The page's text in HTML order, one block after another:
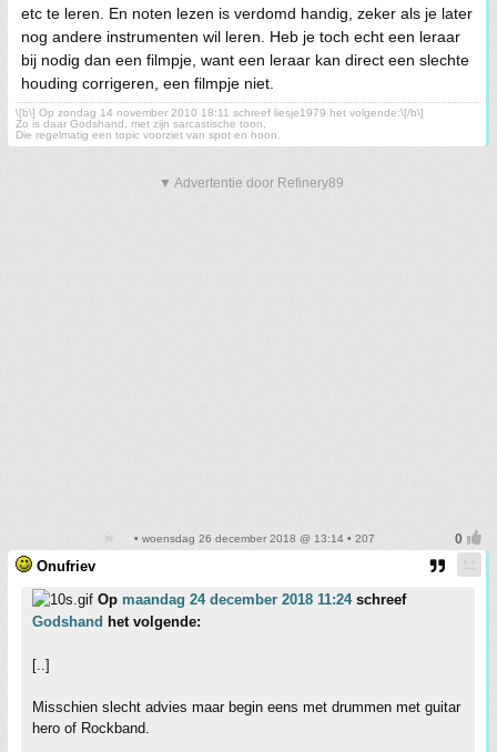
etc te leren. En noten lezen is verdomd handig, zeker als je later
nog andere instrumenten wil leren. Heb je toch echt een leraar
bij nodig dan een filmpje, want een leraar kan direct een slechte
houding corrigeren, een filmpje niet.
\[b\] Op zondag 14 november 2010 18:11 schreef liesje1979 het volgende:\[/b\]
Zo is daar Godshand, met zijn sarcastische toon,
Die regelmatig een topic voorziet van spot en hoon.
▼ Advertentie door Refinery89
• woensdag 26 december 2018 @ 13:14 • 207
Onufriev
Op maandag 24 december 2018 11:24schreef
Godshand het volgende:
[..]
Misschien slecht advies maar begin eens met drummen met guitar
hero of Rockband.